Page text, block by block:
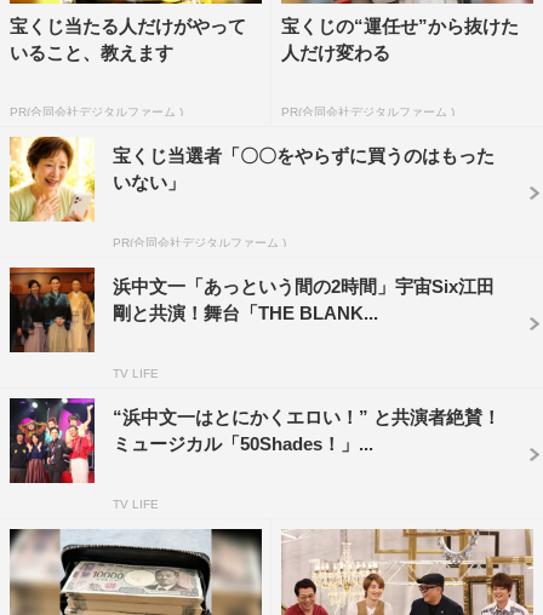
「特にないですよ。僕があんまり稽古に参加できなかった
ので、印象とか本当にない。真実をお伝えしないと！」と
ごいなと思いました。ずっと東京と大阪で（活動の）環境
が違ったので。もちろん、文ちゃんのお芝居のすごさは知
っていたんでけど、あらためて今回バディを演じているの
た。
また、理想のクリスマスの過ごし方を聞かれ「家にい
る。家でゆっくりしたい」と即答する浜中に、トムが「嘘
でもいいから明るいのにしろ！（笑）」と一喝。
すると、松本が「僕は生クリームが大好きなので、クリ
スマスは生クリームたっぷりのケーキを食べるのがマス
ト」と笑顔で話し「宇宙Sixでクリスマスパーティーをし
たい！そこに文ちゃんも来てくれたら。江田（剛）ちゃん
もいるよ」と提案。しかし、浜中は「ちょっと行きたくな
宝くじ当たる人だけがやって
いること、教えます
PR(合同会社デジタルファーム )
宝くじの“運任せ”から抜けた
人だけ変わる
PR(合同会社デジタルファーム )
宝くじ当選者「〇〇をやらずに買うのはもった
いない」
PR(合同会社デジタルファーム )
浜中文一「あっという間の2時間」宇宙Six江田
剛と共演！舞台「THE BLANK...
TV LIFE
“浜中文一はとにかくエロい！” と共演者絶賛！
ミュージカル「50Shades！」...
TV LIFE